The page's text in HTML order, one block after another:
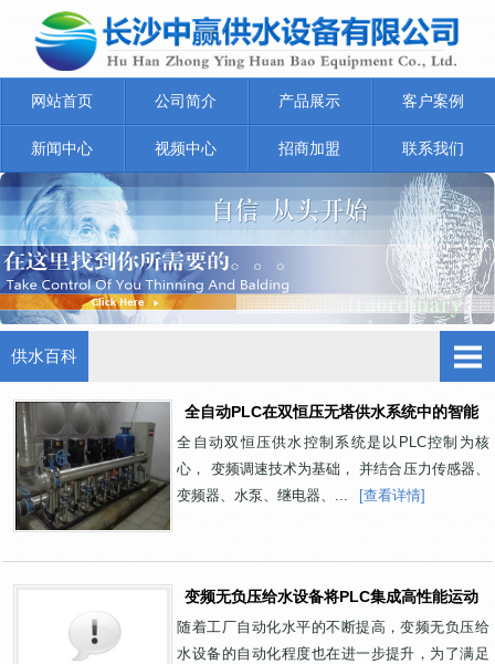
网站首页 公司简介 产品展示 客户案例
新闻中心 视频中心 招商加盟 联系我们
供水百科
全自动PLC在双恒压无塔供水系统中的智能
化
全自动双恒压供水控制系统是以PLC控制为核
心， 变频调速技术为基础， 并结合压力传感器、
变频器、水泵、继电器、...
[查看详情]
变频无负压给水设备将PLC集成高性能运动
控
随着工厂自动化水平的不断提高，变频无负压给
水设备的自动化程度也在进一步提升，为了满足